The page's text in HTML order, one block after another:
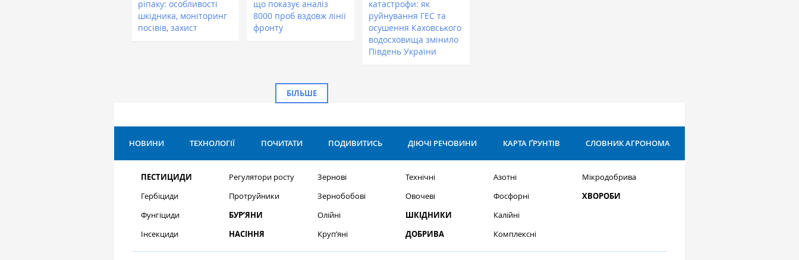
ріпаку: особливості
шкідника, моніторинг
посівів, захист
що показує аналіз
8000 проб вздовж лінії
фронту
катастрофи: як
руйнування ГЕС та
осушення Каховського
водосховища змінило
Південь України
БІЛЬШЕ
НОВИНИ ТЕХНОЛОГІЇ ПОЧИТАТИ ПОДИВИТИСЬ ДІЮЧІ РЕЧОВИНИ КАРТА ҐРУНТІВ СЛОВНИК АГРОНОМА
ПЕСТИЦИДИ
Гербіциди
Фунгіциди
Інсекциди
Регулятори росту
Протруйники
БУР’ЯНИ
НАСІННЯ
Зернові
Зернобобові
Олійні
Круп’яні
Технічні
Овочеві
ШКІДНИКИ
ДОБРИВА
Азотні
Фосфорні
Калійні
Комплексні
Мікродобрива
ХВОРОБИ